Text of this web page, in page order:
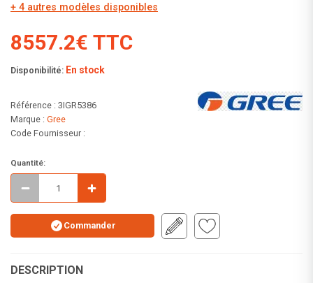
+ 4 autres modèles disponibles
8557.2€ TTC
Disponibilité: En stock
Référence : 3IGR5386
Marque : Gree
Code Fournisseur :
Quantité:
Commander
DESCRIPTION